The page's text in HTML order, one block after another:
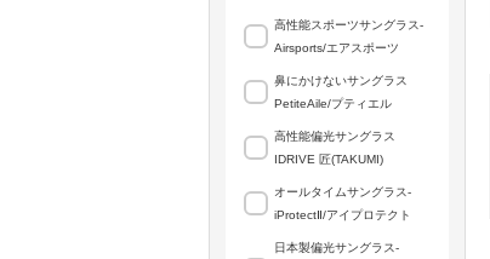
高性能スポーツサングラス-
Airsports/エアスポーツ
鼻にかけないサングラス
PetiteAile/プティエル
高性能偏光サングラス
IDRIVE 匠(TAKUMI)
オールタイムサングラス-
iProtectⅡ/アイプロテクト
日本製偏光サングラス-